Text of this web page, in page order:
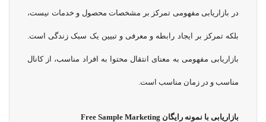
در بازاریابی مفهومی تمرکز بر مشخصات محصول و خدمات نیست،
بلکه تمرکز بر ایجاد رابطه و معرفی و تبیین یک سبک زندگی است.
بازاریابی مفهومی به معنای انتقال محتوا به افراد مناسب، از کانال
مناسب و در زمان مناسب است.
بازاریابی با نمونه رایگان Free Sample Marketing